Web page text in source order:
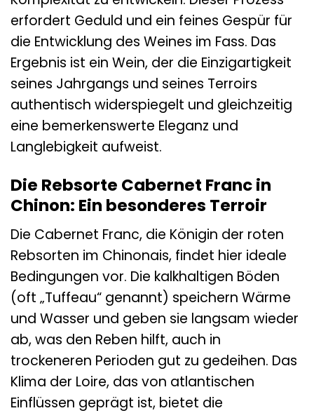
erfordert Geduld und ein feines Gespür für
die Entwicklung des Weines im Fass. Das
Ergebnis ist ein Wein, der die Einzigartigkeit
seines Jahrgangs und seines Terroirs
authentisch widerspiegelt und gleichzeitig
eine bemerkenswerte Eleganz und
Langlebigkeit aufweist.
Die Rebsorte Cabernet Franc in
Chinon: Ein besonderes Terroir
Die Cabernet Franc, die Königin der roten
Rebsorten im Chinonais, findet hier ideale
Bedingungen vor. Die kalkhaltigen Böden
(oft „Tuffeau“ genannt) speichern Wärme
und Wasser und geben sie langsam wieder
ab, was den Reben hilft, auch in
trockeneren Perioden gut zu gedeihen. Das
Klima der Loire, das von atlantischen
Einflüssen geprägt ist, bietet die